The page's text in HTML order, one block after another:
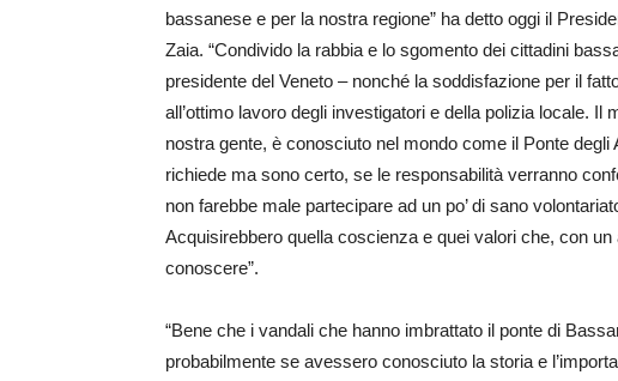
bassanese e per la nostra regione” ha detto oggi il
Zaia. “Condivido la rabbia e lo sgomento dei cittadini
presidente del Veneto – nonché la soddisfazione per il
all’ottimo lavoro degli investigatori e della polizia locale.
nostra gente, è conosciuto nel mondo come il Ponte
richiede ma sono certo, se le responsabilità verranno
non farebbe male partecipare ad un po’ di sano
Acquisirebbero quella coscienza e quei valori che, con
conoscere”.
“Bene che i vandali che hanno imbrattato il ponte di
probabilmente se avessero conosciuto la storia e